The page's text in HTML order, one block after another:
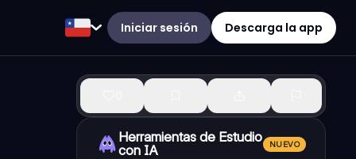
Iniciar sesión Descarga la app
Herramientas de Estudio
con IA
NUEVO